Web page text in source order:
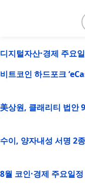
디지털자산·경제 주요
비트코인 하드포크
美상원, 클래리티 법안
수이, 양자내성 서명 2
8월 코인·경제 주요일정